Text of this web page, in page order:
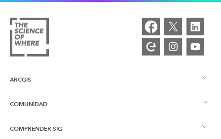
ARCGIS
Descripción general de ArcGIS
Representación cartográfica
COMUNIDAD
Comunidad de Esri
COMPRENDER SIG